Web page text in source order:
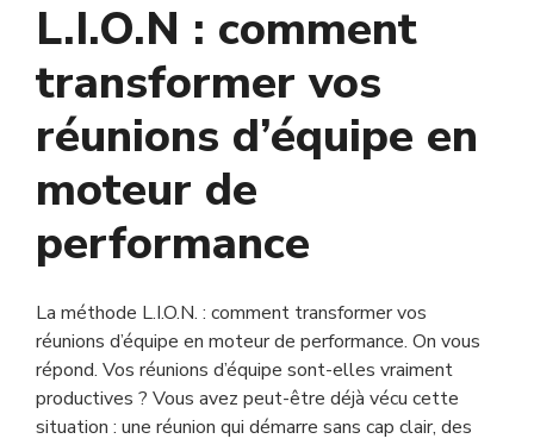
L.I.O.N : comment
transformer vos
réunions d’équipe en
moteur de
performance
La méthode L.I.O.N. : comment transformer vos
réunions d’équipe en moteur de performance. On vous
répond. Vos réunions d’équipe sont-elles vraiment
productives ? Vous avez peut-être déjà vécu cette
situation : une réunion qui démarre sans cap clair, des